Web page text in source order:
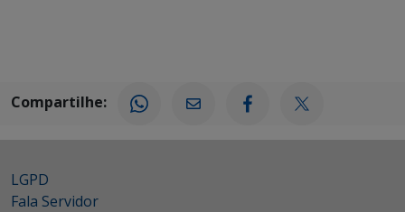
Compartilhe:
LGPD
Fala Servidor